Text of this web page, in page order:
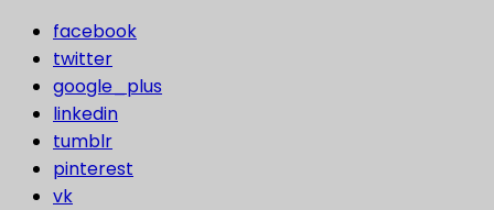
facebook
twitter
google_plus
linkedin
tumblr
pinterest
vk